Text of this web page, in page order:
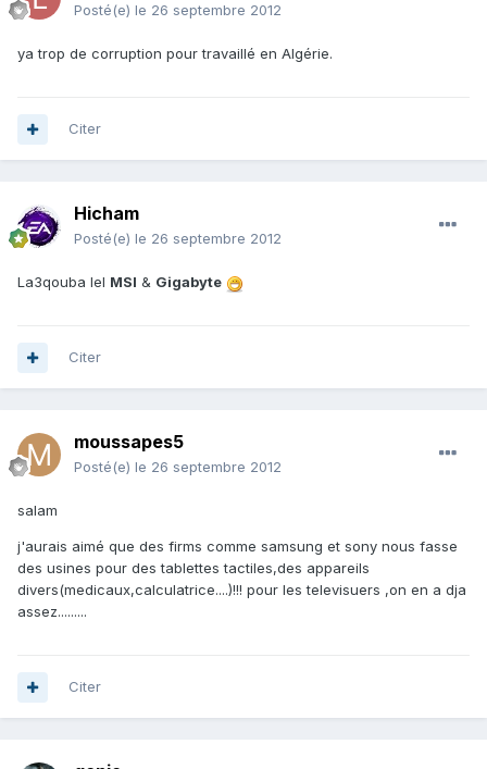
Posté(e) le 26 septembre 2012
ya trop de corruption pour travaillé en Algérie.
Citer
Hicham
Posté(e) le 26 septembre 2012
La3qouba lel MSI & Gigabyte
Citer
moussapes5
Posté(e) le 26 septembre 2012
salam
j'aurais aimé que des firms comme samsung et sony nous fasse
des usines pour des tablettes tactiles,des appareils
divers(medicaux,calculatrice....)!!! pour les televisuers ,on en a dja
assez.........
Citer